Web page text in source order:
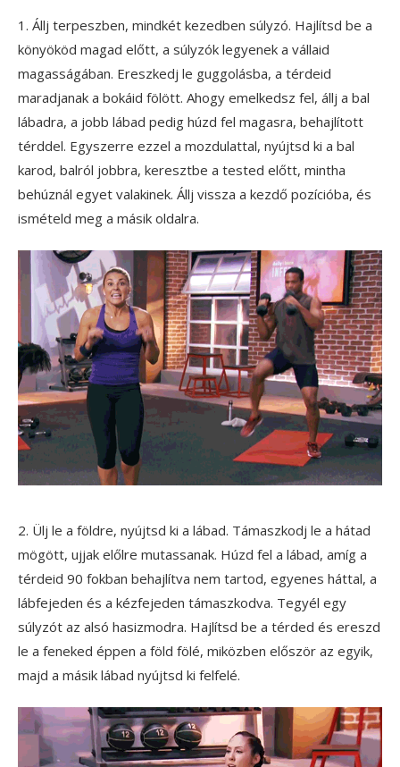
1. Állj terpeszben, mindkét kezedben súlyzó. Hajlítsd be a
könyököd magad előtt, a súlyzók legyenek a vállaid
magasságában. Ereszkedj le guggolásba, a térdeid
maradjanak a bokáid fölött. Ahogy emelkedsz fel, állj a bal
lábadra, a jobb lábad pedig húzd fel magasra, behajlított
térddel. Egyszerre ezzel a mozdulattal, nyújtsd ki a bal
karod, balról jobbra, keresztbe a tested előtt, mintha
behúznál egyet valakinek. Állj vissza a kezdő pozícióba, és
ismételd meg a másik oldalra.
2. Ülj le a földre, nyújtsd ki a lábad. Támaszkodj le a hátad
mögött, ujjak előlre mutassanak. Húzd fel a lábad, amíg a
térdeid 90 fokban behajlítva nem tartod, egyenes háttal, a
lábfejeden és a kézfejeden támaszkodva. Tegyél egy
súlyzót az alsó hasizmodra. Hajlítsd be a térded és ereszd
le a feneked éppen a föld fölé, miközben először az egyik,
majd a másik lábad nyújtsd ki felfelé.